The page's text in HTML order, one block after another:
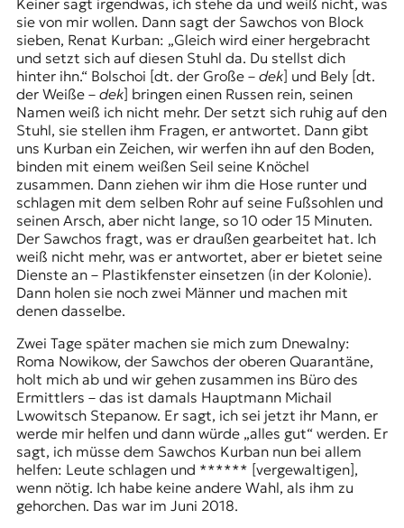
Keiner sagt irgendwas, ich stehe da und weiß nicht, was
sie von mir wollen. Dann sagt der Sawchos von Block
sieben, Renat Kurban: „Gleich wird einer hergebracht
und setzt sich auf diesen Stuhl da. Du stellst dich
hinter ihn.“ Bolschoi [dt. der Große – dek] und Bely [dt.
der Weiße – dek] bringen einen Russen rein, seinen
Namen weiß ich nicht mehr. Der setzt sich ruhig auf den
Stuhl, sie stellen ihm Fragen, er antwortet. Dann gibt
uns Kurban ein Zeichen, wir werfen ihn auf den Boden,
binden mit einem weißen Seil seine Knöchel
zusammen. Dann ziehen wir ihm die Hose runter und
schlagen mit dem selben Rohr auf seine Fußsohlen und
seinen Arsch, aber nicht lange, so 10 oder 15 Minuten.
Der Sawchos fragt, was er draußen gearbeitet hat. Ich
weiß nicht mehr, was er antwortet, aber er bietet seine
Dienste an – Plastikfenster einsetzen (in der Kolonie).
Dann holen sie noch zwei Männer und machen mit
denen dasselbe.
Zwei Tage später machen sie mich zum Dnewalny:
Roma Nowikow, der Sawchos der oberen Quarantäne,
holt mich ab und wir gehen zusammen ins Büro des
Ermittlers – das ist damals Hauptmann Michail
Lwowitsch Stepanow. Er sagt, ich sei jetzt ihr Mann, er
werde mir helfen und dann würde „alles gut“ werden. Er
sagt, ich müsse dem Sawchos Kurban nun bei allem
helfen: Leute schlagen und ****** [vergewaltigen],
wenn nötig. Ich habe keine andere Wahl, als ihm zu
gehorchen. Das war im Juni 2018.